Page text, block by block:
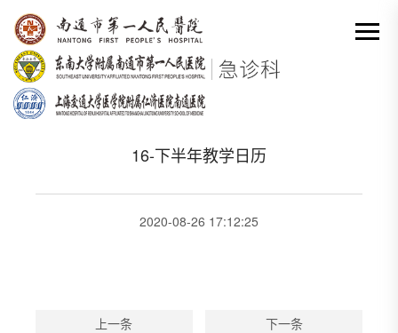
网站首页 - 教学 - 本科教学 - 16-下半年教学日历
分类出来 
16-下半年教学日历
2020-08-26 17:12:25
上一条
下一条